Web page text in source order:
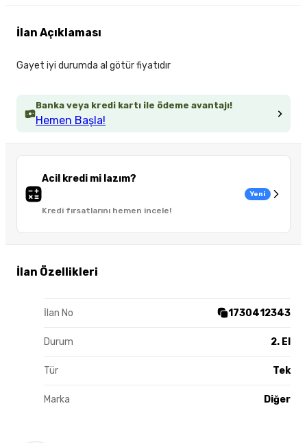
Banka veya kredi kartı ile ödeme avantajı!
Hemen Başla!
Acil kredi mi lazım?
Kredi fırsatlarını hemen incele!
Yeni
İlan Özellikleri
İlan No 1730412343
Durum 2. El
Tür Tek
Marka Diğer
İlan Açıklaması
Gayet iyi durumda al götür fiyatıdır